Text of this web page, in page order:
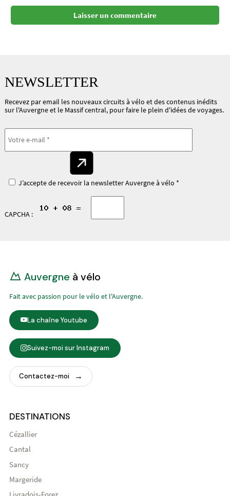
NEWSLETTER
Recevez par email les nouveaux circuits à vélo et des contenus inédits
sur l'Auvergne et le Massif central, pour faire le plein d'idées de voyages.
J’accepte de recevoir la newsletter Auvergne à vélo *
CAPCHA :
Auvergne à vélo
Fait avec passion pour le vélo et l'Auvergne.
La chaîne Youtube
Suivez-moi sur Instagram
Contactez-moi
DESTINATIONS
Cézallier
Cantal
Sancy
Margeride